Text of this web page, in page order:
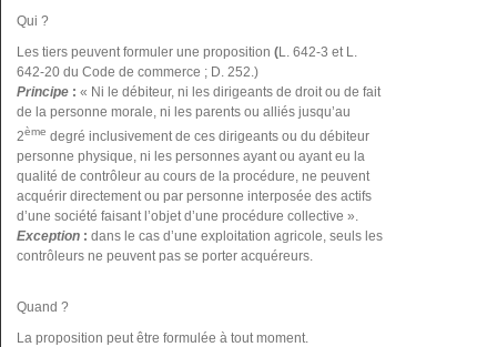
Qui ?
Les tiers peuvent formuler une proposition (L. 642-3 et L.
642-20 du Code de commerce ; D. 252.)
Principe : « Ni le débiteur, ni les dirigeants de droit ou de fait
de la personne morale, ni les parents ou alliés jusqu’au
2ème degré inclusivement de ces dirigeants ou du débiteur
personne physique, ni les personnes ayant ou ayant eu la
qualité de contrôleur au cours de la procédure, ne peuvent
acquérir directement ou par personne interposée des actifs
d’une société faisant l’objet d’une procédure collective ».
Exception : dans le cas d’une exploitation agricole, seuls les
contrôleurs ne peuvent pas se porter acquéreurs.
Quand ?
La proposition peut être formulée à tout moment.